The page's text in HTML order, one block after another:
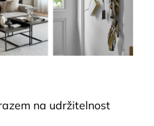
na udržitelnost